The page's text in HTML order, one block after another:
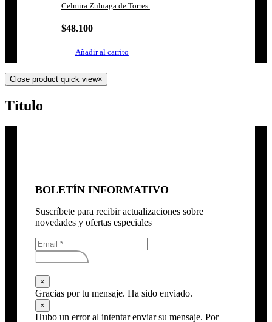
Celmira Zuluaga de Torres.
$48.100
Añadir al carrito
Close product quick view×
Título
BOLETÍN INFORMATIVO
Suscríbete para recibir actualizaciones sobre
novedades y ofertas especiales
Subscribirse
×
Gracias por tu mensaje. Ha sido enviado.
×
Hubo un error al intentar enviar su mensaje. Por